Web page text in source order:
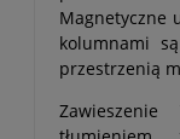
Magnetyczne
kolumnami
przestrzenią